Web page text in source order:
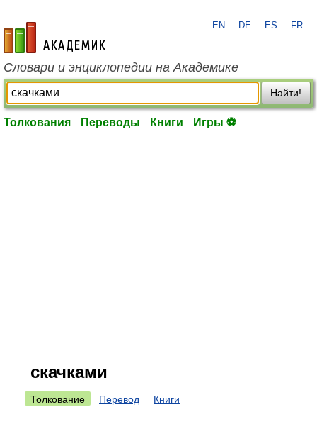
academic.ru
EN DE ES FR
Словари и энциклопедии на Академике
Найти!
Толкования Переводы Книги Игры ⚽
скачками
Толкование Перевод Книги